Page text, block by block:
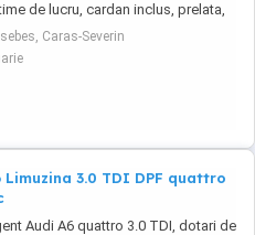
de lucru, cardan inclus, prelata,
Transport in toate judetele
Caras-Severin
Limuzina 3.0 TDI DPF quattro
Audi A6 quattro 3.0 TDI, dotari de